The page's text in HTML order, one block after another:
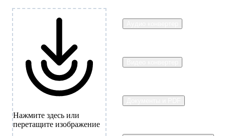
Нажмите здесь или
перетащите изображение